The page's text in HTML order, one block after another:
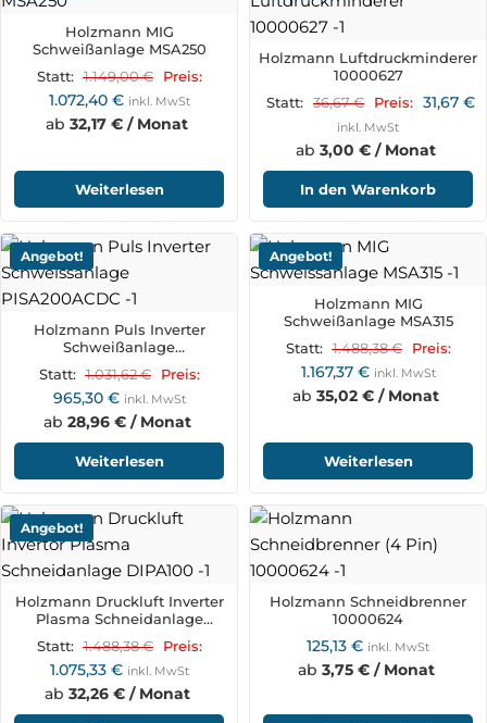
Holzmann MIG
Schweißanlage MSA250
Statt: 1.149,00€ Preis:
1.072,40 € inkl. MwSt
ab 32,17 € / Monat
Weiterlesen
Holzmann Luftdruckminderer
10000627
Statt: 36,67€ Preis: 31,67 €
inkl. MwSt
ab 3,00 € / Monat
In den Warenkorb
Angebot!
Holzmann Puls Inverter
Schweißanlage
PISA200ACDC
Statt: 1.031,62€ Preis:
965,30 € inkl. MwSt
ab 28,96 € / Monat
Weiterlesen
Angebot!
Holzmann MIG
Schweißanlage MSA315
Statt: 1.488,38€ Preis:
1.167,37 € inkl. MwSt
ab 35,02 € / Monat
Weiterlesen
Angebot!
Holzmann Druckluft Inverter
Plasma Schneidanlage
Statt: 1.488,38€ Preis:
1.075,33 € inkl. MwSt
ab 32,26 € / Monat
Holzmann Schneidbrenner
10000624
125,13 € inkl. MwSt
ab 3,75 € / Monat